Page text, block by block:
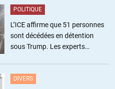
du Docteur Garcia, notamment.
le monde dirigeant
POLITIQUE
L’ICE affirme que 51 personnes
sont décédées en détention
sous Trump. Les experts
DIVERS